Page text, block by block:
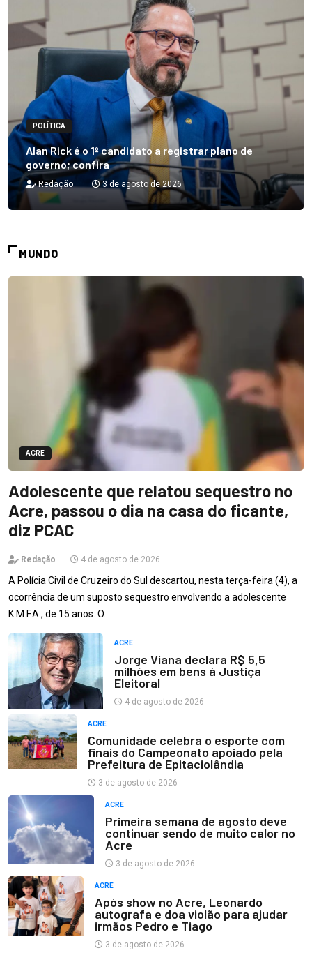
POLÍTICA
Alan Rick é o 1º candidato a registrar plano de
governo; confira
Redação 3 de agosto de 2026
MUNDO
ACRE
Adolescente que relatou sequestro no
Acre, passou o dia na casa do ficante,
diz PCAC
Redação 4 de agosto de 2026
A Polícia Civil de Cruzeiro do Sul descartou, nesta terça-feira (4), a
ocorrência de um suposto sequestro envolvendo a adolescente
K.M.F.A., de 15 anos. O…
ACRE
Jorge Viana declara R$ 5,5
milhões em bens à Justiça
Eleitoral
4 de agosto de 2026
ACRE
Comunidade celebra o esporte com
finais do Campeonato apoiado pela
Prefeitura de Epitaciolândia
3 de agosto de 2026
ACRE
Primeira semana de agosto deve
continuar sendo de muito calor no
Acre
3 de agosto de 2026
ACRE
Após show no Acre, Leonardo
autografa e doa violão para ajudar
irmãos Pedro e Tiago
3 de agosto de 2026